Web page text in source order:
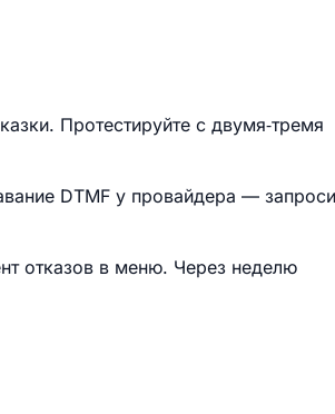
Протестируйте с двумя‑тремя
DTMF у провайдера —
отказов в меню. Через неделю